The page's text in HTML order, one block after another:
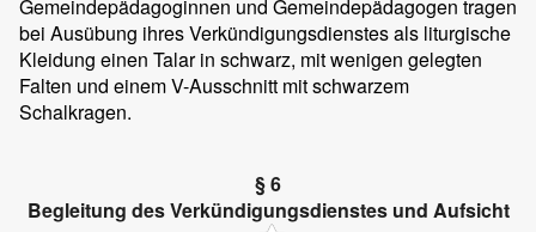
Gemeindepädagoginnen und Gemeindepädagogen tragen
bei Ausübung ihres Verkündigungsdienstes als liturgische
Kleidung einen Talar in schwarz, mit wenigen gelegten
Falten und einem V-Ausschnitt mit schwarzem
Schalkragen.
§ 6
Begleitung des Verkündigungsdienstes und Aufsicht